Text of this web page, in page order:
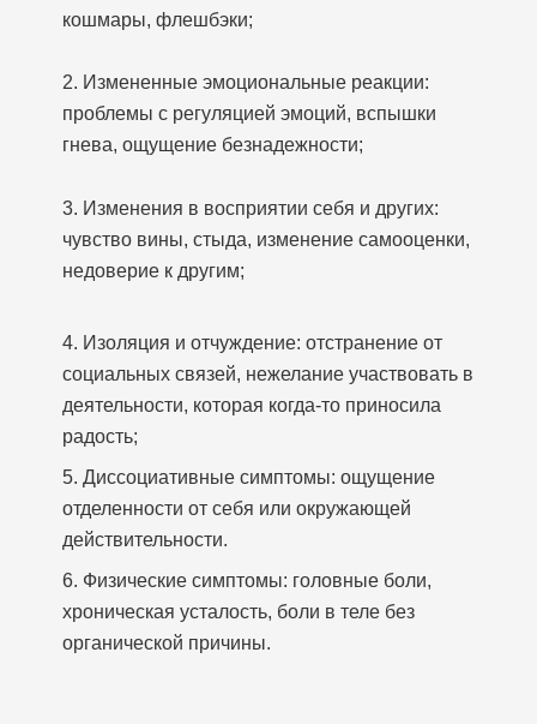
кошмары, флешбэки;
2. Измененные эмоциональные реакции:
проблемы с регуляцией эмоций, вспышки
гнева, ощущение безнадежности;
4. Изоляция и отчуждение: отстранение от
социальных связей, нежелание участвовать в
деятельности, которая когда-то приносила
радость;
5. Диссоциативные симптомы: ощущение
отделенности от себя или окружающей
действительности.
6. Физические симптомы: головные боли,
хроническая усталость, боли в теле без
органической причины.
3. Изменения в восприятии себя и других:
чувство вины, стыда, изменение самооценки,
недоверие к другим;